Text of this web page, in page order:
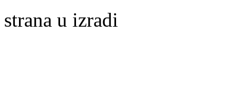
strana u izradi